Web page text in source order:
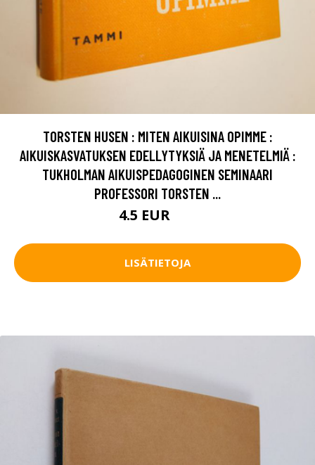
TORSTEN HUSEN : MITEN AIKUISINA OPIMME :
AIKUISKASVATUKSEN EDELLYTYKSIÄ JA MENETELMIÄ :
TUKHOLMAN AIKUISPEDAGOGINEN SEMINAARI
PROFESSORI TORSTEN ...
4.5 EUR
LISÄTIETOJA